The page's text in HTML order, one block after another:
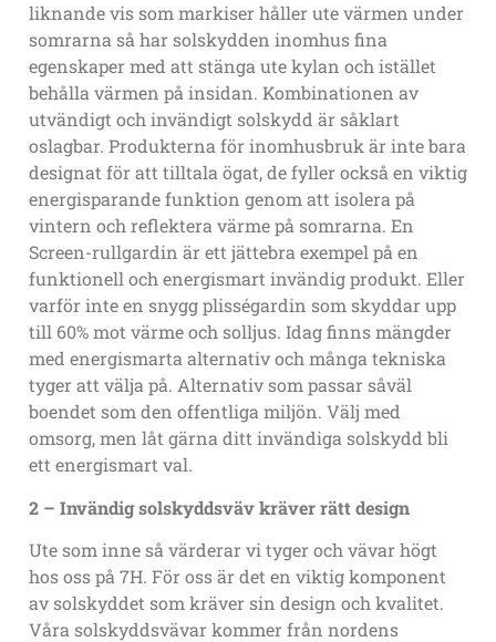
liknande vis som markiser håller ute värmen under
somrarna så har solskydden inomhus fina
egenskaper med att stänga ute kylan och istället
behålla värmen på insidan. Kombinationen av
utvändigt och invändigt solskydd är såklart
oslagbar. Produkterna för inomhusbruk är inte bara
designat för att tilltala ögat, de fyller också en viktig
energisparande funktion genom att isolera på
vintern och reflektera värme på somrarna. En
Screen-rullgardin är ett jättebra exempel på en
funktionell och energismart invändig produkt. Eller
varför inte en snygg plisségardin som skyddar upp
till 60% mot värme och solljus. Idag finns mängder
med energismarta alternativ och många tekniska
tyger att välja på. Alternativ som passar såväl
boendet som den offentliga miljön. Välj med
omsorg, men låt gärna ditt invändiga solskydd bli
ett energismart val.
2 – Invändig solskyddsväv kräver rätt design
Ute som inne så värderar vi tyger och vävar högt
hos oss på 7H. För oss är det en viktig komponent
av solskyddet som kräver sin design och kvalitet.
Våra solskyddsvävar kommer från nordens